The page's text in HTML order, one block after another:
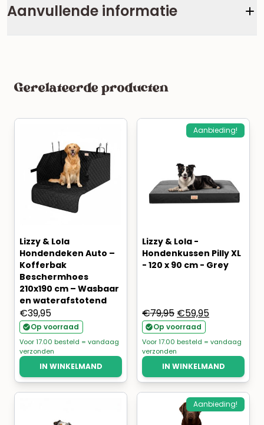
Aanvullende informatie
Gerelateerde producten
Lizzy & Lola
Hondendeken Auto –
Kofferbak
Beschermhoes
210x190 cm – Wasbaar
en waterafstotend
€39,95
Op voorraad
Voor 17.00 besteld = vandaag
verzonden
IN WINKELMAND
Aanbieding!
Lizzy & Lola -
Hondenkussen Pilly XL
- 120 x 90 cm - Grey
€79,95 Oorspronkelijke
prijs
was:
€79,95.
€59,95Huidige
is:
€59,95.
Op voorraad
Voor 17.00 besteld = vandaag
verzonden
IN WINKELMAND
Aanbieding!